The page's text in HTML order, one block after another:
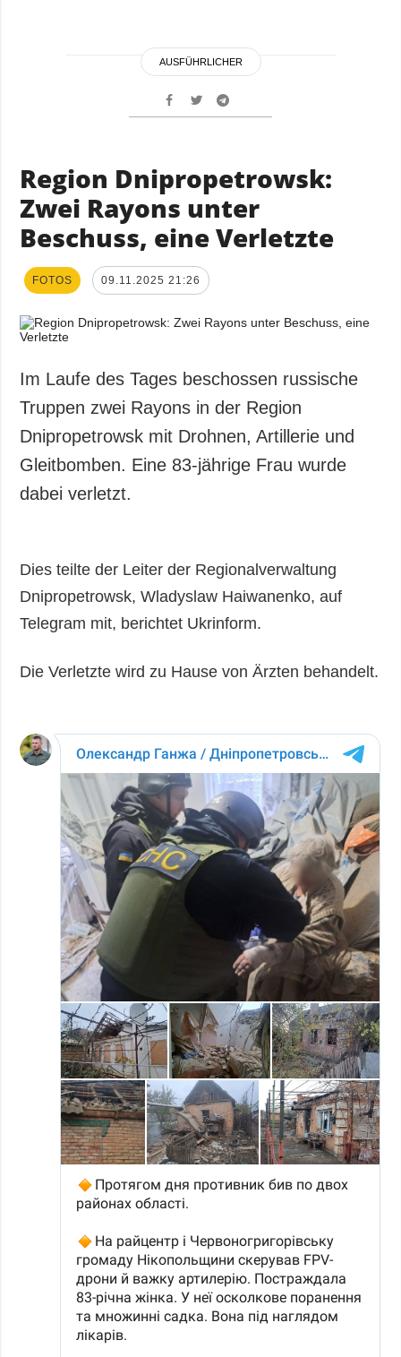
AUSFÜHRLICHER
Region Dnipropetrowsk:
Zwei Rayons unter
Beschuss, eine Verletzte
FOTOS 09.11.2025 21:26
Im Laufe des Tages beschossen russische
Truppen zwei Rayons in der Region
Dnipropetrowsk mit Drohnen, Artillerie und
Gleitbomben. Eine 83-jährige Frau wurde
dabei verletzt.
Dies teilte der Leiter der Regionalverwaltung
Dnipropetrowsk, Wladyslaw Haiwanenko, auf
Telegram mit, berichtet Ukrinform.
Die Verletzte wird zu Hause von Ärzten behandelt.